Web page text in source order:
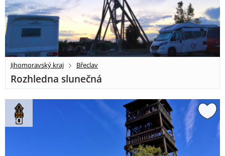
Jihomoravský kraj Břeclav
Rozhledna slunečná